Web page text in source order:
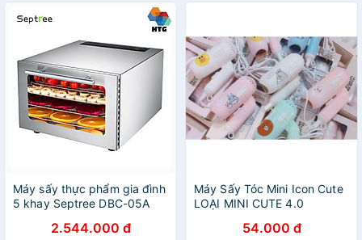
Máy sấy thực phẩm gia đình
5 khay Septree DBC-05A
hàng chính hãng
2.544.000 đ
Máy Sấy Tóc Mini Icon Cute
LOẠI MINI CUTE 4.0
54.000 đ